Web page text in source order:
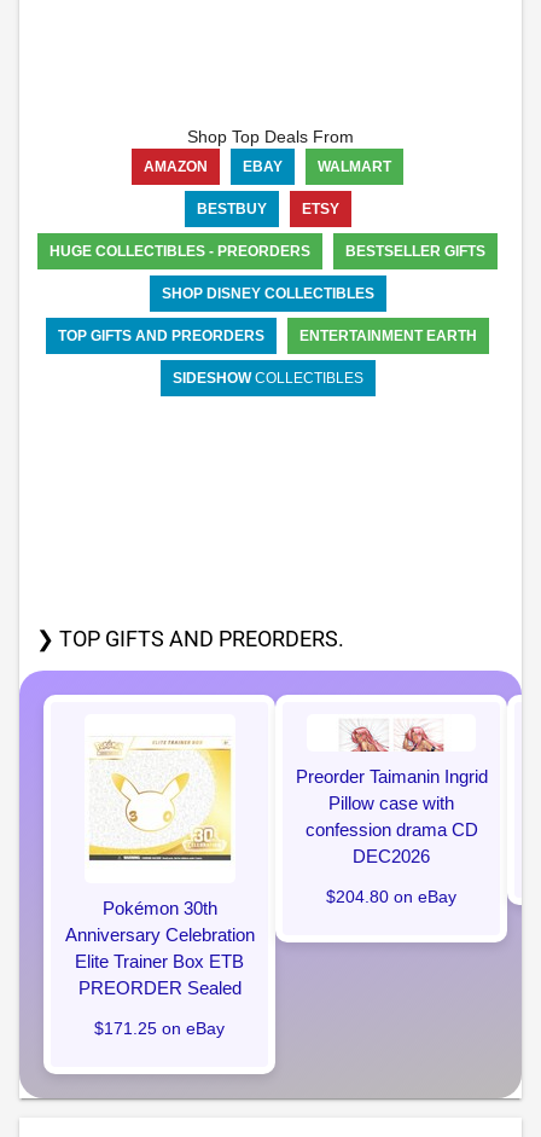
Shop Top Deals From
AMAZON EBAY WALMART
BESTBUY ETSY
HUGE COLLECTIBLES - PREORDERS BESTSELLER GIFTS
SHOP DISNEY COLLECTIBLES
TOP GIFTS AND PREORDERS ENTERTAINMENT EARTH
SIDESHOWCOLLECTIBLES
❯ TOP GIFTS AND PREORDERS.
Pokémon 30th
Anniversary Celebration
Elite Trainer Box ETB
PREORDER Sealed
$171.25 on eBay
Preorder Taimanin Ingrid
Pillow case with
confession drama CD
DEC2026
$204.80 on eBay